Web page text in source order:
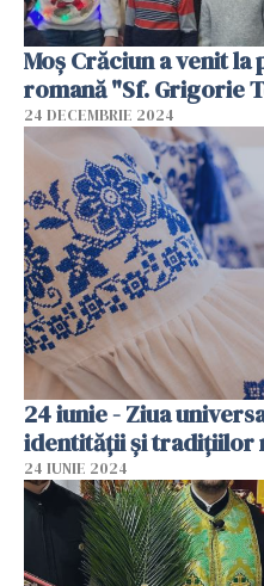
Moș Crăciun a venit
romană "Sf. Grigorie
24 DECEMBRIE 2024
24 iunie - Ziua
identității și tradițiilor
24 IUNIE 2024